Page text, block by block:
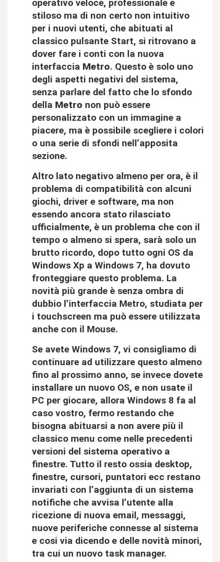
operativo veloce, professionale e
stiloso ma di non certo non intuitivo
per i nuovi utenti, che abituati al
classico pulsante Start, si ritrovano a
dover fare i conti con la nuova
interfaccia Metro. Questo è solo uno
degli aspetti negativi del sistema,
senza parlare del fatto che lo sfondo
della Metro non può essere
personalizzato con un immagine a
piacere, ma è possibile scegliere i colori
o una serie di sfondi nell’apposita
sezione.
Altro lato negativo almeno per ora, è il
problema di compatibilità con alcuni
giochi, driver e software, ma non
essendo ancora stato rilasciato
ufficialmente, è un problema che con il
tempo o almeno si spera, sarà solo un
brutto ricordo, dopo tutto ogni OS da
Windows Xp a Windows 7, ha dovuto
fronteggiare questo problema. La
novità più grande è senza ombra di
dubbio l’interfaccia Metro, studiata per
i touchscreen ma può essere utilizzata
anche con il Mouse.
Se avete Windows 7, vi consigliamo di
continuare ad utilizzare questo almeno
fino al prossimo anno, se invece dovete
installare un nuovo OS, e non usate il
PC per giocare, allora Windows 8 fa al
caso vostro, fermo restando che
bisogna abituarsi a non avere più il
classico menu come nelle precedenti
versioni del sistema operativo a
finestre. Tutto il resto ossia desktop,
finestre, cursori, puntatori ecc restano
invariati con l’aggiunta di un sistema
notifiche che avvisa l’utente alla
ricezione di nuova email, messaggi,
nuove periferiche connesse al sistema
e cosi via dicendo e delle novità minori,
tra cui un nuovo task manager.